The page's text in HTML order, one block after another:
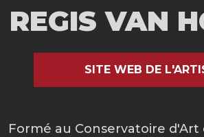
REGIS VAN
SITE WEB DE
Formé au Conservatoire d'Art